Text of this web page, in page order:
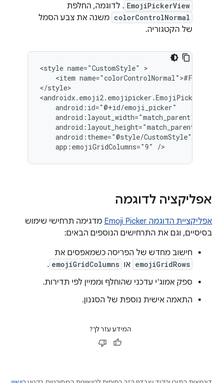
EmojiPickerView . לדוגמה, החלפת
colorControlNormal משנה את צבע הסמל
של הקטגוריה.
<style name="CustomStyle"
<item
</style>
app:emojiGridColumns="9"
אפליקציה לדוגמה
אפליקציית הדוגמה Emoji Picker
מדגימה תרחישי שימוש
בסיסיים, וגם את התרחישים הנוספים הבאים:
חישוב מחדש של הפריסה כשמאפסים את
emojiGridRows או emojiGridColumns
.
ספק אמוג'י עדכני שהוחלף וממיין לפי תדירות.
התאמה אישית נוספת של הסגנון.
המידע עזר לך?